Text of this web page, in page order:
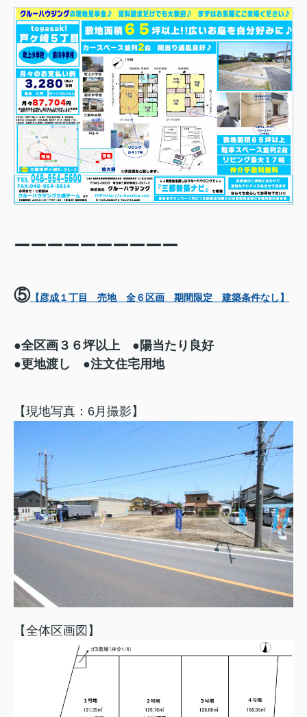
ーーーーーーーーーー
⑤【彦成１丁目 売地 全６区画 期間限定 建築条件なし】
●全区画３６坪以上 ●陽当たり良好
●更地渡し ●注文住宅用地
【現地写真：6月撮影】
【全体区画図】